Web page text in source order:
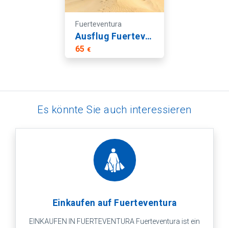
Fuerteventura
Ausflug Fuerteventura Grand Tour
65 €
Es könnte Sie auch interessieren
Einkaufen auf Fuerteventura
EINKAUFEN IN FUERTEVENTURA Fuerteventura ist ein